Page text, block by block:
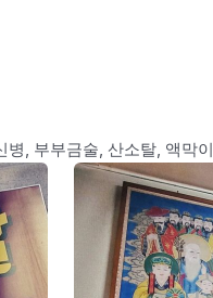
, 부부금술, 산소탈, 액막이